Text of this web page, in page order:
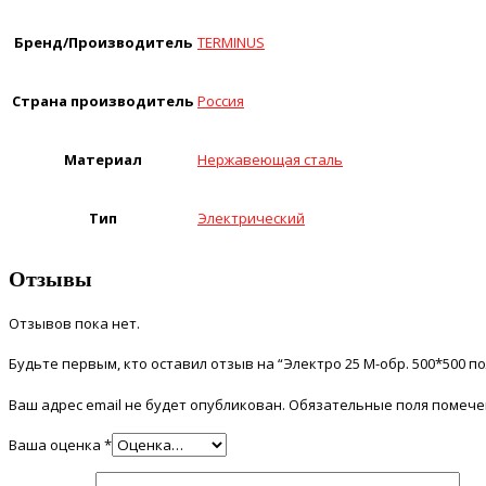
Бренд/Производитель TERMINUS
Страна производитель Россия
Материал Нержавеющая сталь
Тип Электрический
Отзывы
Отзывов пока нет.
Будьте первым, кто оставил отзыв на “Электро 25 М-обр. 500*500
Ваш адрес email не будет опубликован. Обязательные поля
Ваша оценка *